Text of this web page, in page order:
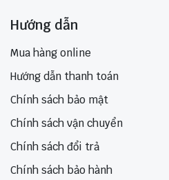
Hướng dẫn
Mua hàng online
Hướng dẫn thanh toán
Chính sách bảo mật
Chính sách vận chuyển
Chính sách đổi trả
Chính sách bảo hành